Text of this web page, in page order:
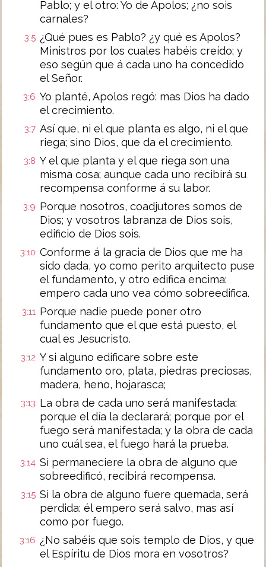
Pablo; y el otro: Yo de Apolos; ¿no sois
carnales?
3:5 ¿Qué pues es Pablo? ¿y qué es Apolos?
Ministros por los cuales habéis creído; y
eso según que á cada uno ha concedido
el Señor.
3:6 Yo planté, Apolos regó: mas Dios ha dado
el crecimiento.
3:7 Así que, ni el que planta es algo, ni el que
riega; sino Dios, que da el crecimiento.
3:8 Y el que planta y el que riega son una
misma cosa; aunque cada uno recibirá su
recompensa conforme á su labor.
3:9 Porque nosotros, coadjutores somos de
Dios; y vosotros labranza de Dios sois,
edificio de Dios sois.
3:10 Conforme á la gracia de Dios que me ha
sido dada, yo como perito arquitecto puse
el fundamento, y otro edifica encima:
empero cada uno vea cómo sobreedifica.
3:11 Porque nadie puede poner otro
fundamento que el que está puesto, el
cual es Jesucristo.
3:12 Y si alguno edificare sobre este
fundamento oro, plata, piedras preciosas,
madera, heno, hojarasca;
3:13 La obra de cada uno será manifestada:
porque el día la declarará; porque por el
fuego será manifestada; y la obra de cada
uno cuál sea, el fuego hará la prueba.
3:14 Si permaneciere la obra de alguno que
sobreedificó, recibirá recompensa.
3:15 Si la obra de alguno fuere quemada, será
perdida: él empero será salvo, mas así
como por fuego.
3:16 ¿No sabéis que sois templo de Dios, y que
el Espíritu de Dios mora en vosotros?